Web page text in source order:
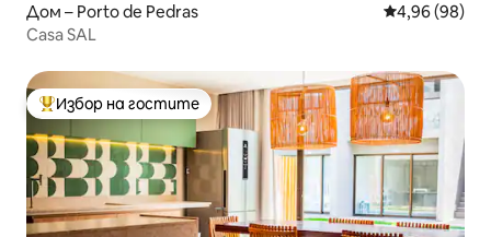
Дом – Porto de Pedras Средна
4,96 (98)
Casa SAL
Най-популярен избор на гостите
Избор на гостите